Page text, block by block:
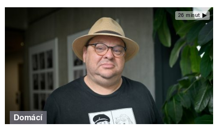
26 minut
Domácí